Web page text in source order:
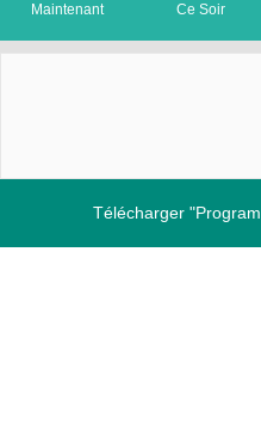
Maintenant Ce Soir
Télécharger